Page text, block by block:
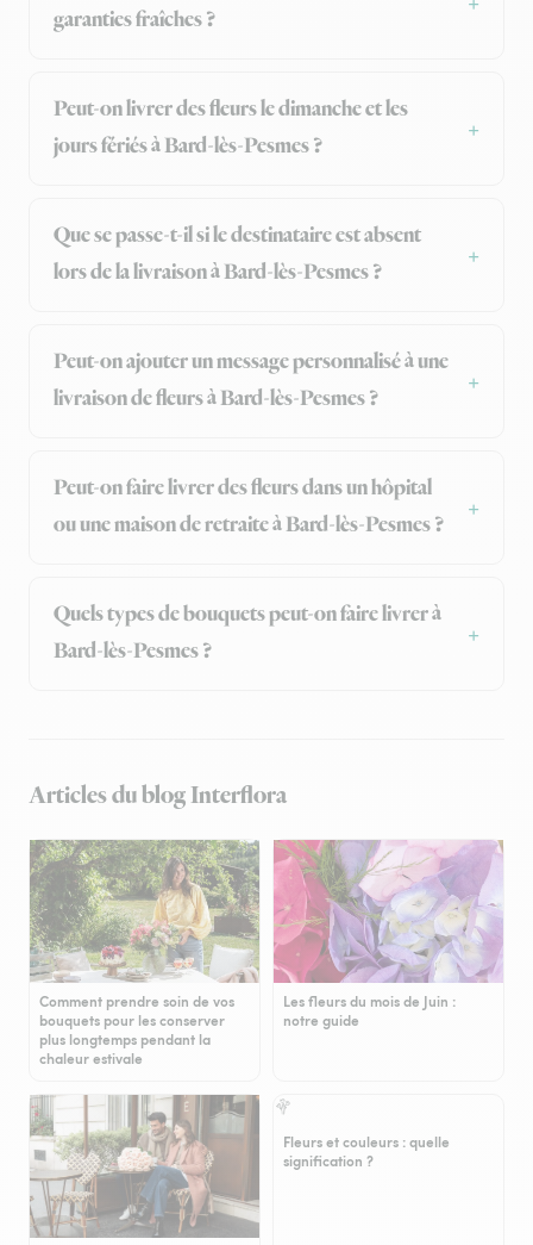
garanties fraîches ?
Peut-on livrer des fleurs le dimanche et les
jours fériés à Bard-lès-Pesmes ?
Que se passe-t-il si le destinataire est absent
lors de la livraison à Bard-lès-Pesmes ?
Peut-on ajouter un message personnalisé à une
livraison de fleurs à Bard-lès-Pesmes ?
Peut-on faire livrer des fleurs dans un hôpital
ou une maison de retraite à Bard-lès-Pesmes ?
Quels types de bouquets peut-on faire livrer à
Bard-lès-Pesmes ?
Articles du blog Interflora
Comment prendre soin de vos
bouquets pour les conserver
plus longtemps pendant la
chaleur estivale
Les fleurs du mois de Juin :
notre guide
Fleurs et couleurs : quelle
signification ?